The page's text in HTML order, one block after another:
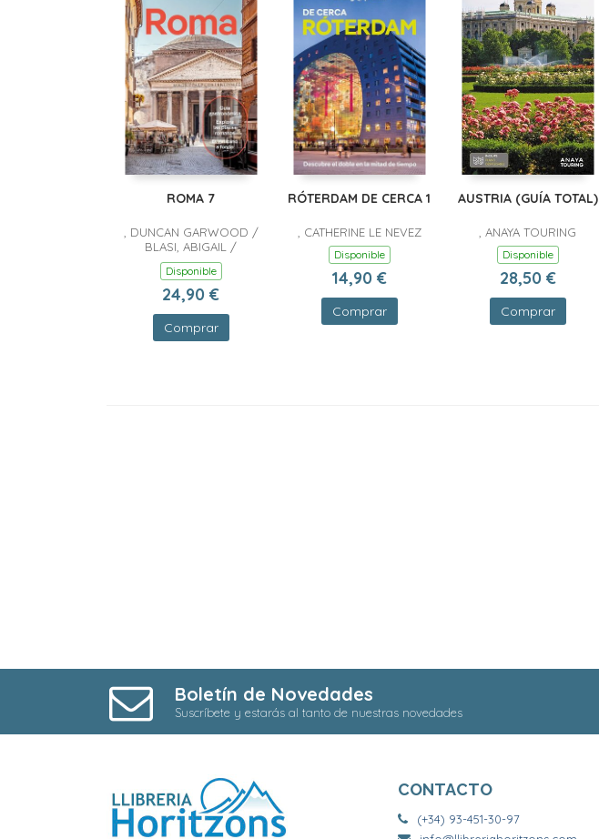
ROMA 7
, DUNCAN GARWOOD /
BLASI, ABIGAIL /
DIGAETANO, VIRGINIA /
GEDDO, BENEDETTA
Disponible
24,90 €
Comprar
RÓTERDAM DE CERCA 1
, CATHERINE LE NEVEZ
Disponible
14,90 €
Comprar
AUSTRIA (GUÍA TOTAL)
, ANAYA TOURING
Disponible
28,50 €
Comprar
Boletín de Novedades
Suscríbete y estarás al tanto de nuestras novedades
CONTACTO
(+34) 93-451-30-97